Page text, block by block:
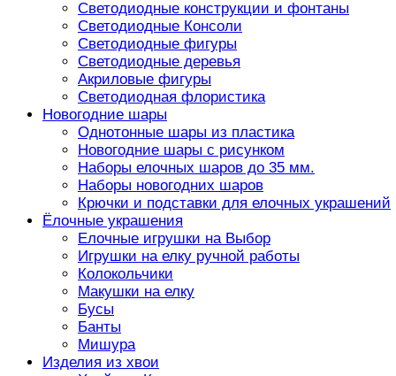
Светодиодные конструкции и фонтаны
Светодиодные Консоли
Светодиодные фигуры
Светодиодные деревья
Акриловые фигуры
Светодиодная флористика
Новогодние шары
Однотонные шары из пластика
Новогодние шары с рисунком
Наборы елочных шаров до 35 мм.
Наборы новогодних шаров
Крючки и подставки для елочных украшений
Ёлочные украшения
Елочные игрушки на Выбор
Игрушки на елку ручной работы
Колокольчики
Макушки на елку
Бусы
Банты
Мишура
Изделия из хвои